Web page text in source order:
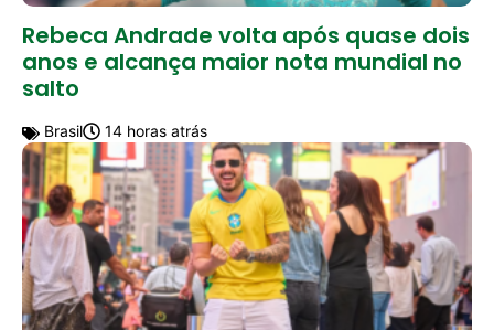
Rebeca Andrade volta após quase dois
anos e alcança maior nota mundial no
salto
Brasil 14 horas atrás